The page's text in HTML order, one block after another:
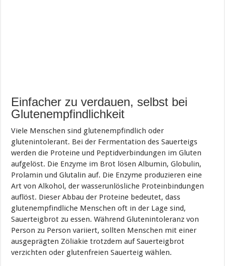
Einfacher zu verdauen, selbst bei
Glutenempfindlichkeit
Viele Menschen sind glutenempfindlich oder
glutenintolerant. Bei der Fermentation des Sauerteigs
werden die Proteine und Peptidverbindungen im Gluten
aufgelöst. Die Enzyme im Brot lösen Albumin, Globulin,
Prolamin und Glutalin auf. Die Enzyme produzieren eine
Art von Alkohol, der wasserunlösliche Proteinbindungen
auflöst. Dieser Abbau der Proteine bedeutet, dass
glutenempfindliche Menschen oft in der Lage sind,
Sauerteigbrot zu essen. Während Glutenintoleranz von
Person zu Person variiert, sollten Menschen mit einer
ausgeprägten Zöliakie trotzdem auf Sauerteigbrot
verzichten oder glutenfreien Sauerteig wählen.